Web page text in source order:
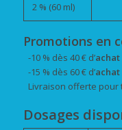
2 % (60 ml)
Promotions en
-10 % dès 40 € d’achat
-15 % dès 60 € d’achat
Livraison offerte pour
Dosages